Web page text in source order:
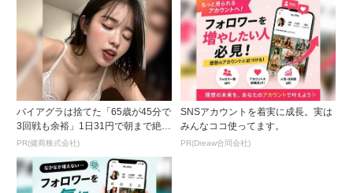
バイアグラは捨てた「65歳が45分で
3回戦も余裕」1日31円で朝まで絶好
調！
PR(健商株式会社)
SNSアカウントを着実に成長。実は
みんなココ使ってます。
PR(Dreaw合同会社)